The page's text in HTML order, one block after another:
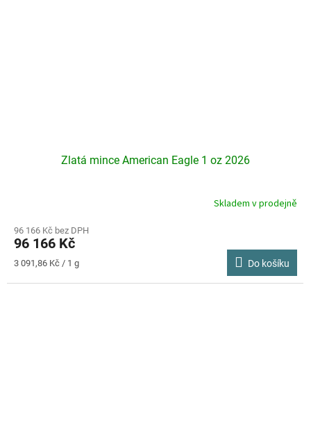
Zlatá mince American Eagle 1 oz 2026
produktu
je
3,5
5
Skladem v prodejně
96 166 Kč bez DPH
96 166 Kč
Měrná
3 091,86 Kč / 1 g Do košíku